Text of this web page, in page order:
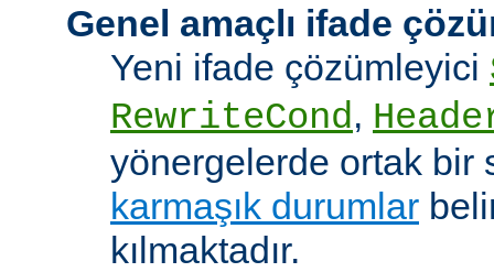
Genel amaçlı ifade
Yeni ifade çözümleyici
RewriteCond,
yönergelerde ortak bir
karmaşık durumlar
kılmaktadır.